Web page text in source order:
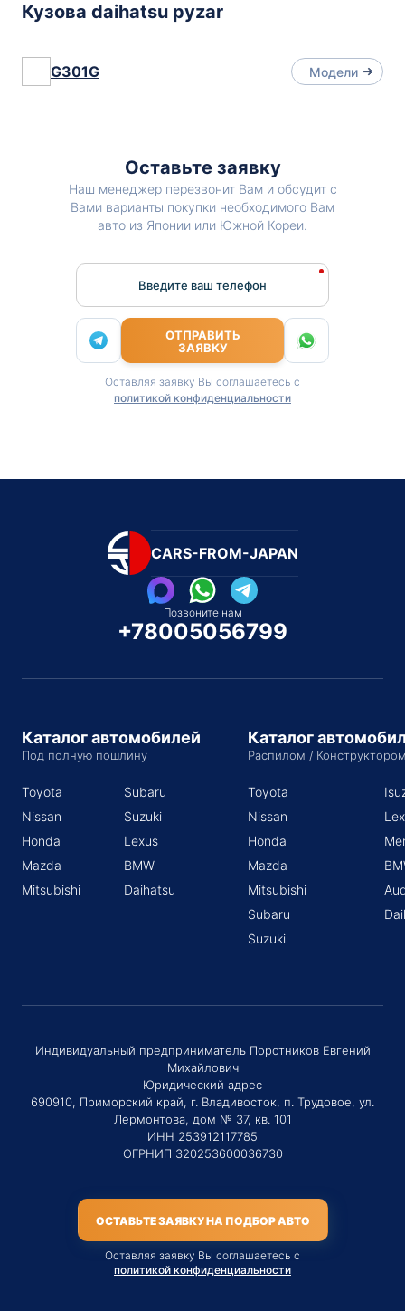
Кузова daihatsu pyzar
G301G Модели
Оставьте заявку
Наш менеджер перезвонит Вам и обсудит с
Вами варианты покупки необходимого Вам
авто из Японии или Южной Кореи.
Введите ваш телефон
ОТПРАВИТЬ
ЗАЯВКУ
Оставляя заявку Вы соглашаетесь с
политикой конфиденциальности
CARS-FROM-JAPAN
Позвоните нам
+78005056799
Каталог автомобилей
Под полную пошлину
Toyota
Nissan
Honda
Mazda
Mitsubishi
Subaru
Suzuki
Lexus
BMW
Daihatsu
Каталог
Распилом /
Toyota
Nissan
Honda
Mazda
Mitsubishi
Subaru
Suzuki
Индивидуальный предприниматель Поротников Евгений
Михайлович
Юридический адрес
690910, Приморский край, г. Владивосток, п. Трудовое, ул.
Лермонтова, дом № 37, кв. 101
ИНН 253912117785
ОГРНИП 320253600036730
ОСТАВЬТЕ ЗАЯВКУ НА ПОДБОР АВТО
Оставляя заявку Вы соглашаетесь с
политикой конфиденциальности